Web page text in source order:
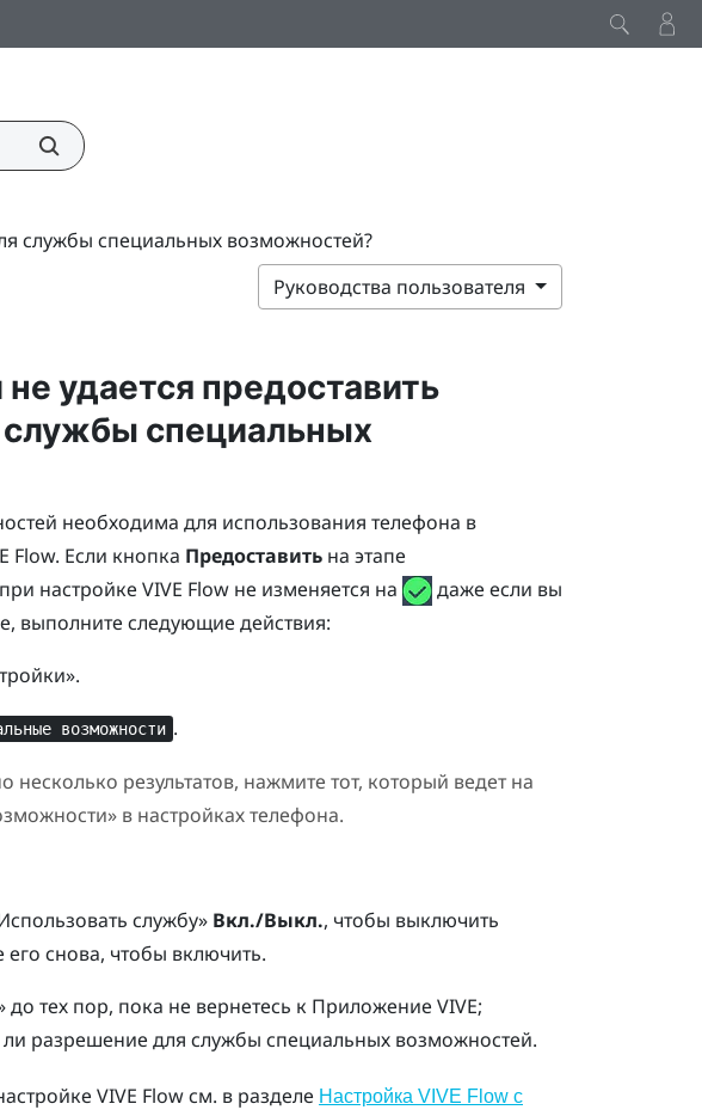
службы специальных возможностей?
Руководства пользователя
удается предоставить
специальных
необходима для использования телефона в
Flow. Если кнопка Предоставитьна этапе
настройке VIVE Flowне изменяется на
даже если вы
выполните следующие действия:
возможности .
несколько результатов, нажмите тот, который ведет на
в настройках телефона.
службу» Вкл./Выкл., чтобы выключить
снова, чтобы включить.
тех пор, пока не вернетесь к Приложение VIVE;
ли разрешение для службы специальных возможностей.
VIVE Flowсм. в разделе Настройка VIVE Flow с